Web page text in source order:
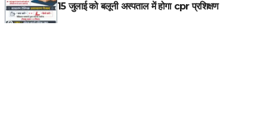
15 जुलाई को बलूनी अस्पताल में होगा cpr प्रशिक्षण